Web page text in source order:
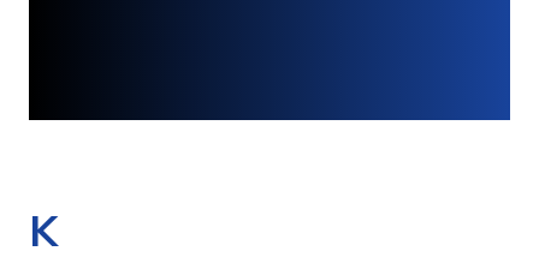
K